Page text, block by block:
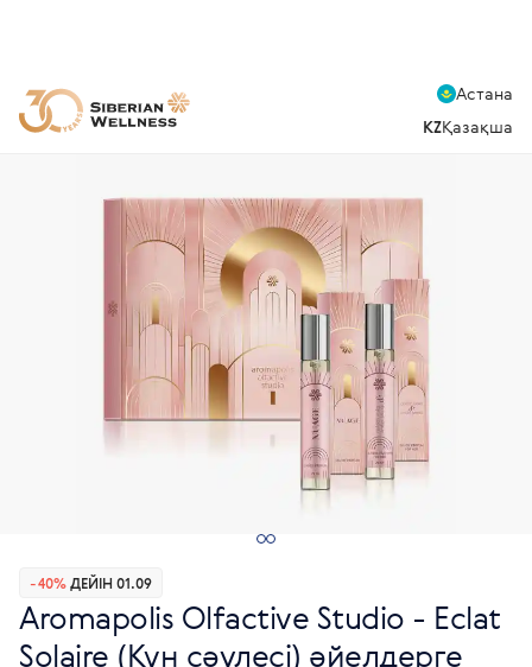
Астана
KZҚазақша
-40%ДЕЙІН 01.09
Aromapolis Olfactive Studio - Eclat
Solaire (Күн сәулесі) әйелдерге